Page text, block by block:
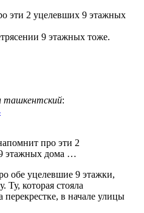
эти 2 уцелевших 9 этажных
9 этажных тоже.
ташкентский:
про эти 2
этажных дома …
обе уцелевшие 9 этажки,
Ту, которая стояла
перекрестке, в начале улицы